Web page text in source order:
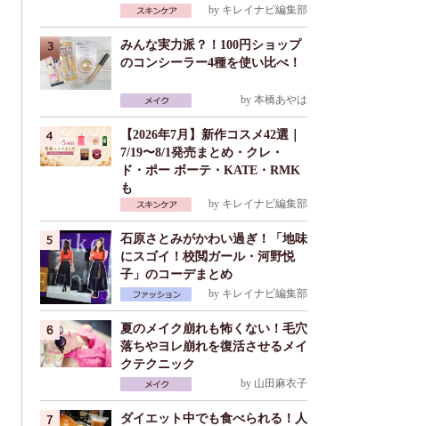
by キレイナビ編集部
みんな実力派？！100円ショップ
のコンシーラー4種を使い比べ！
by 本橋あやは
【2026年7月】新作コスメ42選｜
7/19〜8/1発売まとめ・クレ・
ド・ポー ボーテ・KATE・RMK
も
by キレイナビ編集部
石原さとみがかわい過ぎ！「地味
にスゴイ！校閲ガール・河野悦
子」のコーデまとめ
by キレイナビ編集部
夏のメイク崩れも怖くない！毛穴
落ちやヨレ崩れを復活させるメイ
クテクニック
by 山田麻衣子
ダイエット中でも食べられる！人